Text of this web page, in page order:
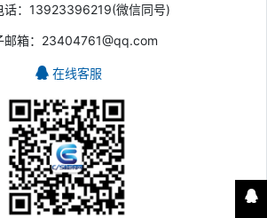
话：13923396219(微信同号)
邮箱：23404761@qq.com
在线客服